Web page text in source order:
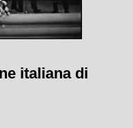
italiana di